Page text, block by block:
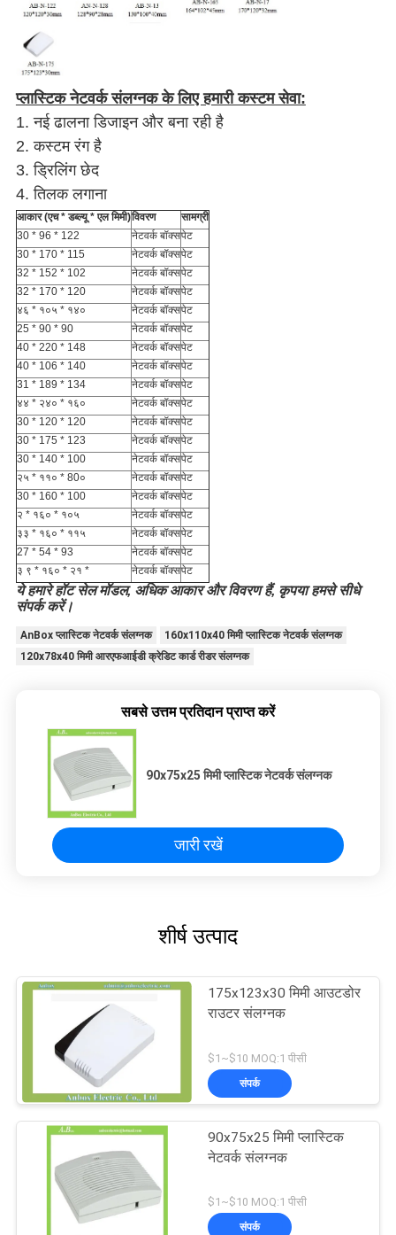
प्लास्टिक नेटवर्क संलग्नक के लिए हमारी कस्टम सेवा:
1. नई ढालना डिजाइन और बना रही है
2. कस्टम रंग है
3. ड्रिलिंग छेद
4. तिलक लगाना
आकार (एच * डब्ल्यू * एल मिमी)विवरण
सामग्री
30 * 96 * 122
नेटवर्क बॉक्सपेट
30 * 170 * 115
नेटवर्क बॉक्सपेट
32 * 152 * 102
नेटवर्क बॉक्सपेट
32 * 170 * 120
नेटवर्क बॉक्सपेट
४६ * १०५ * १४०
नेटवर्क बॉक्सपेट
25 * 90 * 90
नेटवर्क बॉक्सपेट
40 * 220 * 148
नेटवर्क बॉक्सपेट
40 * 106 * 140
नेटवर्क बॉक्सपेट
31 * 189 * 134
नेटवर्क बॉक्सपेट
४४ * २४० * १६०
नेटवर्क बॉक्सपेट
30 * 120 * 120
नेटवर्क बॉक्सपेट
30 * 175 * 123
नेटवर्क बॉक्सपेट
30 * 140 * 100
नेटवर्क बॉक्सपेट
२५ * ११० * 80०
नेटवर्क बॉक्सपेट
30 * 160 * 100
नेटवर्क बॉक्सपेट
२ * १६० * १०५
नेटवर्क बॉक्सपेट
३३ * १६० * ११५
नेटवर्क बॉक्सपेट
27 * 54 * 93
नेटवर्क बॉक्सपेट
३ ९ * १६० * २१ *
नेटवर्क बॉक्सपेट
ये हमारे हॉट सेल मॉडल, अधिक आकार और विवरण हैं, कृपया हमसे सीधे
संपर्क करें।
AnBox प्लास्टिक नेटवर्क संलग्नक
160x110x40 मिमी प्लास्टिक नेटवर्क संलग्नक
120x78x40 मिमी आरएफआईडी क्रेडिट कार्ड रीडर संलग्नक
सबसे उत्तम प्रतिदान प्राप्त करें
90x75x25 मिमी प्लास्टिक नेटवर्क संलग्नक
जारी रखें
शीर्ष उत्पाद
175x123x30 मिमी आउटडोर
राउटर संलग्नक
$1~$10 MOQ:1 पीसी
संपर्क
90x75x25 मिमी प्लास्टिक
नेटवर्क संलग्नक
$1~$10 MOQ:1 पीसी
संपर्क